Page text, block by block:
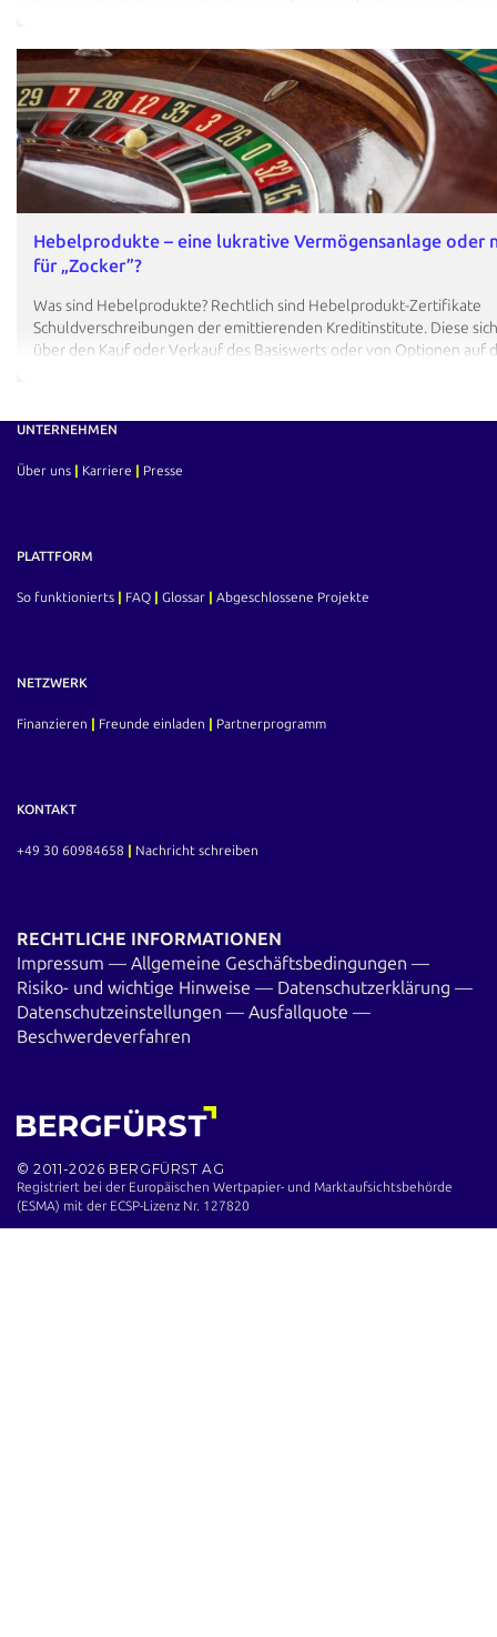
was Sie dabei beachten sollten. Sie möchten die besten
identifizieren? Hier entlang! Wie funktionieren Immobilien als
Mehr erfahren! Im folgenden Beitrag geht es um Immobilien als
– nicht um den Kauf einer Immobilie als Eigenheim. Letzterer ist
emotionalen und persönlichen Faktoren…
Hebelprodukte – eine lukrative Vermögensanlage oder
für „Zocker”?
Was sind Hebelprodukte? Rechtlich sind Hebelprodukt-Zertifikate
Schuldverschreibungen der emittierenden Kreditinstitute. Diese
über den Kauf oder Verkauf des Basiswerts oder von Optionen auf
Optionsanleihen (Anleihe cum). Hierbei handelt es sich um die sog.
„traditionellen Optionsscheine", die es auch heute noch gibt. Dem
hiermit das Recht (nicht die Pflicht) eingeräumt, während der
des die Optionsanleihe emittierenden Unternehmens zu erwerben.
Optionsscheine…
UNTERNEHMEN
Über uns | Karriere | Presse
PLATTFORM
So funktionierts | FAQ | Glossar | Abgeschlossene Projekte
NETZWERK
Finanzieren | Freunde einladen | Partnerprogramm
KONTAKT
+49 30 60984658 | Nachricht schreiben
RECHTLICHE INFORMATIONEN
Impressum — Allgemeine Geschäftsbedingungen —
Risiko- und wichtige Hinweise — Datenschutzerklärung —
Datenschutzeinstellungen — Ausfallquote —
Beschwerdeverfahren
© 2011-2026 BERGFÜRST AG
Registriert bei der Europäischen Wertpapier- und Marktaufsichts­behörde
(ESMA) mit der ECSP-Lizenz Nr. 127820